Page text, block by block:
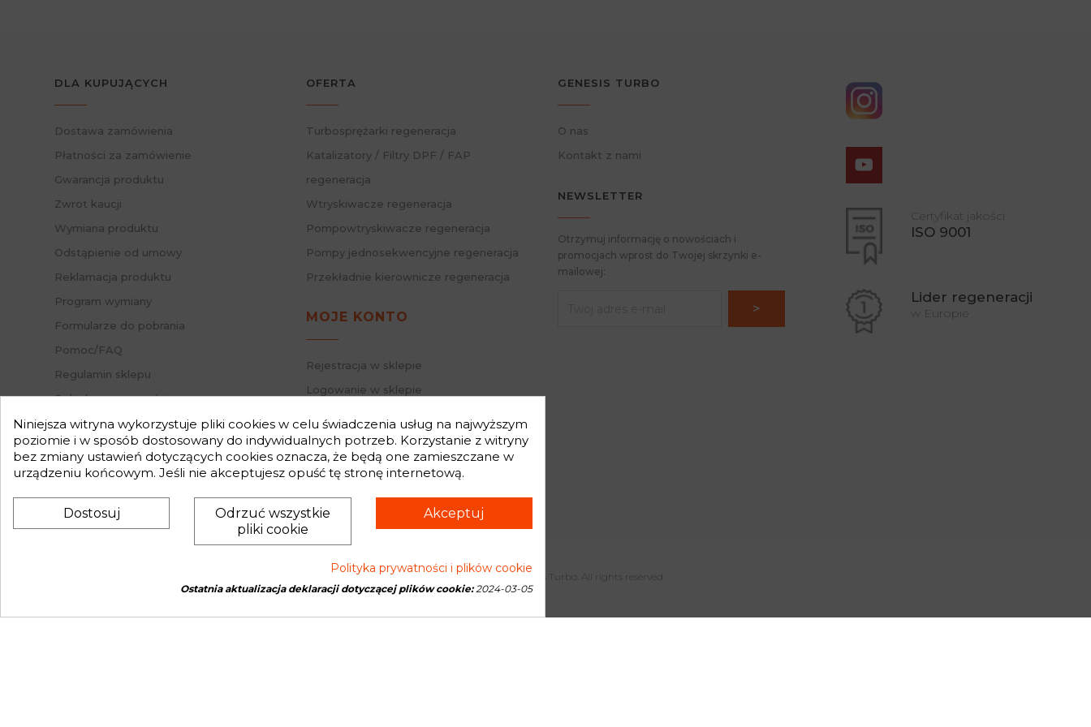
DLA KUPUJĄCYCH
Dostawa zamówienia
Płatności za zamówienie
Gwarancja produktu
Zwrot kaucji
Wymiana produktu
Odstąpienie od umowy
Reklamacja produktu
Program wymiany
Formularze do pobrania
Pomoc/FAQ
Regulamin sklepu
Polityka prywatności
Mapa strony
Nasz Blog
Słownik pojęć
Zwroty
OFERTA
Turbosprężarki regeneracja
Katalizatory / Filtry DPF / FAP
regeneracja
Wtryskiwacze regeneracja
Pompowtryskiwacze regeneracja
Pompy jednosekwencyjne regeneracja
Przekładnie kierownicze regeneracja
MOJE KONTO
Rejestracja w sklepie
Logowanie w sklepie
Status zamówienia
GENESIS TURBO
O nas
Kontakt z nami
NEWSLETTER
Otrzymuj informację o nowościach i
promocjach wprost do Twojej skrzynki e-
mailowej:
Certyfikat jakości
ISO 9001
Lider regeneracji
w Europie
Copyright © 2026 Genesis Turbo. All rights reserved
Niniejsza witryna wykorzystuje pliki cookies w celu świadczenia usług na najwyższym
poziomie i w sposób dostosowany do indywidualnych potrzeb. Korzystanie z witryny
bez zmiany ustawień dotyczących cookies oznacza, że będą one zamieszczane w
urządzeniu końcowym. Jeśli nie akceptujesz opuść tę stronę internetową.
Akceptuj
Odrzuć wszystkie
pliki cookie
Dostosuj
Polityka prywatności i plików cookie
Ostatnia aktualizacja deklaracji dotyczącej plików cookie:2024-03-05